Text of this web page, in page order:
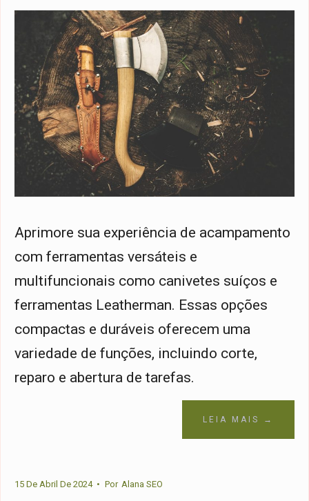
Aprimore sua experiência de acampamento
com ferramentas versáteis e
multifuncionais como canivetes suíços e
ferramentas Leatherman. Essas opções
compactas e duráveis oferecem uma
variedade de funções, incluindo corte,
reparo e abertura de tarefas.
LEIA MAIS →
15 De Abril De 2024 • Por Alana SEO